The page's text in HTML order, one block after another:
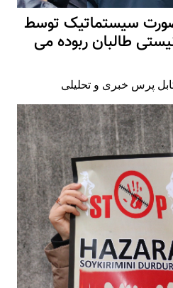
سیستماتیک توسط
طالبان ربوده می
پرس خبری و تحلیلی